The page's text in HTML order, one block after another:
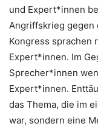
und Expert*innen
Angriffskrieg gegen
Kongress sprachen
Expert*innen. Im
Sprecher*innen
Expert*innen.
das Thema, die im
war, sondern eine